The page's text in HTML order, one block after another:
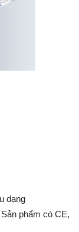
dạng
phẩm có CE,